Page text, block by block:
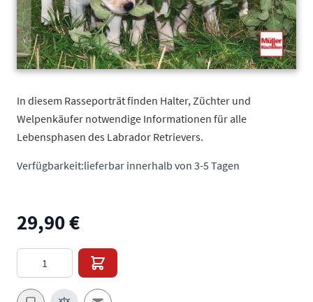
In diesem Rasseporträt finden Halter, Züchter und
Welpenkäufer notwendige Informationen für alle
Lebensphasen des Labrador Retrievers.
Verfügbarkeit:lieferbar innerhalb von 3-5 Tagen
29,90 €